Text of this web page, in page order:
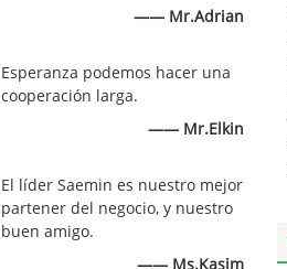
—— Mr.Adrian
Esperanza podemos hacer una
cooperación larga.
—— Mr.Elkin
El líder Saemin es nuestro mejor
partener del negocio, y nuestro
buen amigo.
—— Ms.Kasim